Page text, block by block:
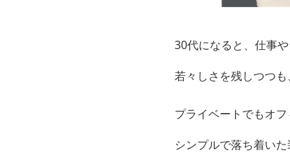
30代になると、仕事
若々しさを残しつつ
プライベートでもオ
シンプルで落ち着い